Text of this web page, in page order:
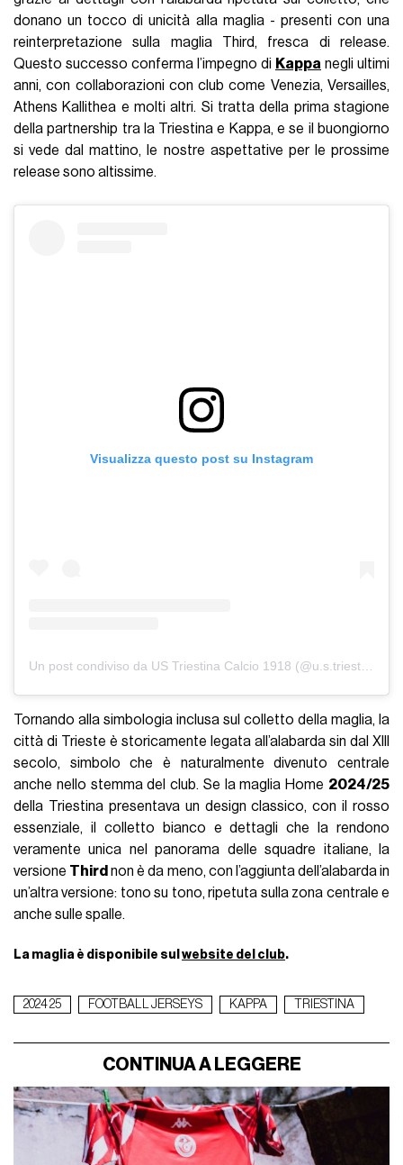
donano un tocco di unicità alla maglia - presenti con una
reinterpretazione sulla maglia Third, fresca di release.
Questo successo conferma l’impegno di Kappa negli ultimi
anni, con collaborazioni con club come Venezia, Versailles,
Athens Kallithea e molti altri. Si tratta della prima stagione
della partnership tra la Triestina e Kappa, e se il buongiorno
si vede dal mattino, le nostre aspettative per le prossime
release sono altissime.
Visualizza questo post su Instagram
Un post condiviso da US Triestina Calcio 1918 (@u.s.triestinacalcio1918)
Tornando alla simbologia inclusa sul colletto della maglia, la
città di Trieste è storicamente legata all’alabarda sin dal XIII
secolo, simbolo che è naturalmente divenuto centrale
anche nello stemma del club. Se la maglia Home 2024/25
della Triestina presentava un design classico, con il rosso
essenziale, il colletto bianco e dettagli che la rendono
veramente unica nel panorama delle squadre italiane, la
versione Third non è da meno, con l’aggiunta dell’alabarda in
un’altra versione: tono su tono, ripetuta sulla zona centrale e
anche sulle spalle.
La maglia è disponibile sulwebsite del club.
2024 25 FOOTBALL JERSEYS KAPPA TRIESTINA
CONTINUA A LEGGERE